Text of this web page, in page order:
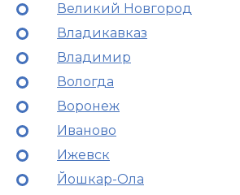
Великий Новгород
Владикавказ
Владимир
Вологда
Воронеж
Иваново
Ижевск
Йошкар-Ола